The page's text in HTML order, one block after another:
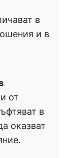
в
и в
от
в
оказват